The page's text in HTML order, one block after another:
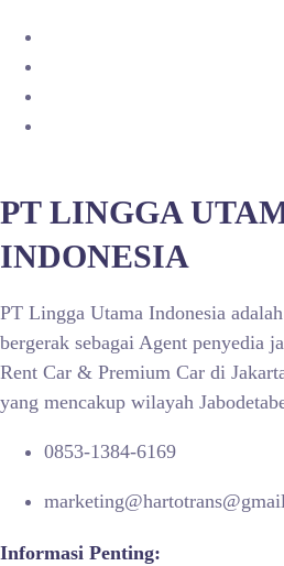
PT LINGGA
INDONESIA
PT Lingga Utama Indonesia
bergerak sebagai Agent penyedia
Rent Car & Premium Car di
yang mencakup wilayah
0853-1384-6169
Informasi Penting: